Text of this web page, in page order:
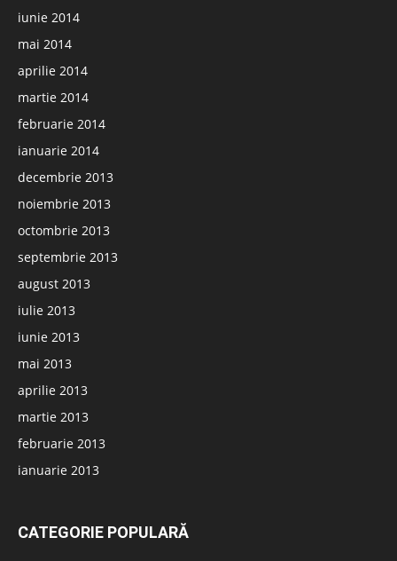
iunie 2014
mai 2014
aprilie 2014
martie 2014
februarie 2014
ianuarie 2014
decembrie 2013
noiembrie 2013
octombrie 2013
septembrie 2013
august 2013
iulie 2013
iunie 2013
mai 2013
aprilie 2013
martie 2013
februarie 2013
ianuarie 2013
CATEGORIE POPULARĂ